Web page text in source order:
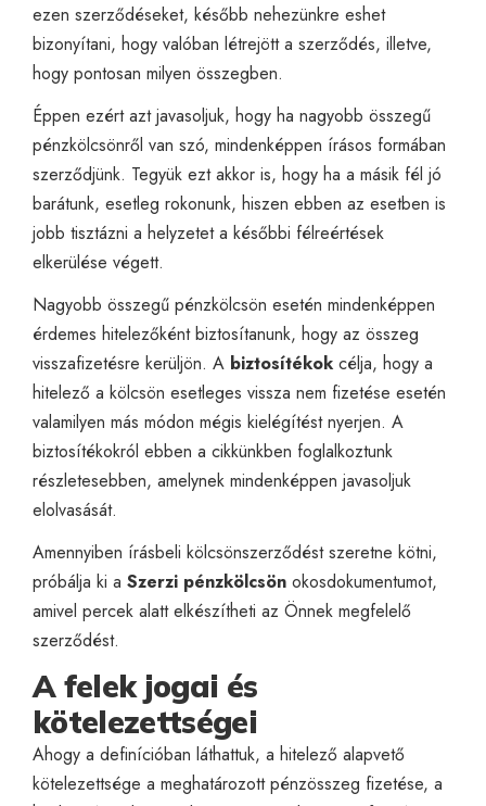
ezen szerződéseket, később nehezünkre eshet
bizonyítani, hogy valóban létrejött a szerződés, illetve,
hogy pontosan milyen összegben.
Éppen ezért azt javasoljuk, hogy ha nagyobb összegű
pénzkölcsönről van szó, mindenképpen írásos formában
szerződjünk. Tegyük ezt akkor is, hogy ha a másik fél jó
barátunk, esetleg rokonunk, hiszen ebben az esetben is
jobb tisztázni a helyzetet a későbbi félreértések
elkerülése végett.
Nagyobb összegű pénzkölcsön esetén mindenképpen
érdemes hitelezőként biztosítanunk, hogy az összeg
visszafizetésre kerüljön. A biztosítékok célja, hogy a
hitelező a kölcsön esetleges vissza nem fizetése esetén
valamilyen más módon mégis kielégítést nyerjen. A
biztosítékokról ebben a cikkünkben foglalkoztunk
részletesebben, amelynek mindenképpen javasoljuk
elolvasását.
Amennyiben írásbeli kölcsönszerződést szeretne kötni,
próbálja ki a Szerzi pénzkölcsön okosdokumentumot,
amivel percek alatt elkészítheti az Önnek megfelelő
szerződést.
A felek jogai és
kötelezettségei
Ahogy a definícióban láthattuk, a hitelező alapvető
kötelezettsége a meghatározott pénzösszeg fizetése, a